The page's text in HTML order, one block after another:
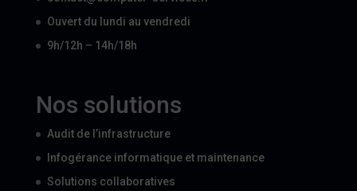
Ouvert du lundi au vendredi
9h/12h – 14h/18h
Nos solutions
Audit de l’infrastructure
Infogérance informatique et maintenance
Solutions collaboratives